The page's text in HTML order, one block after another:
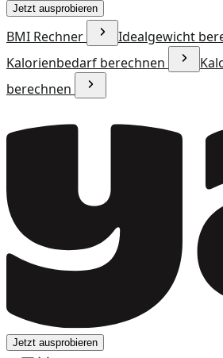
Jetzt ausprobieren
BMI Rechner
Idealgewicht
Kalorienbedarf berechnen
berechnen
Jetzt ausprobieren